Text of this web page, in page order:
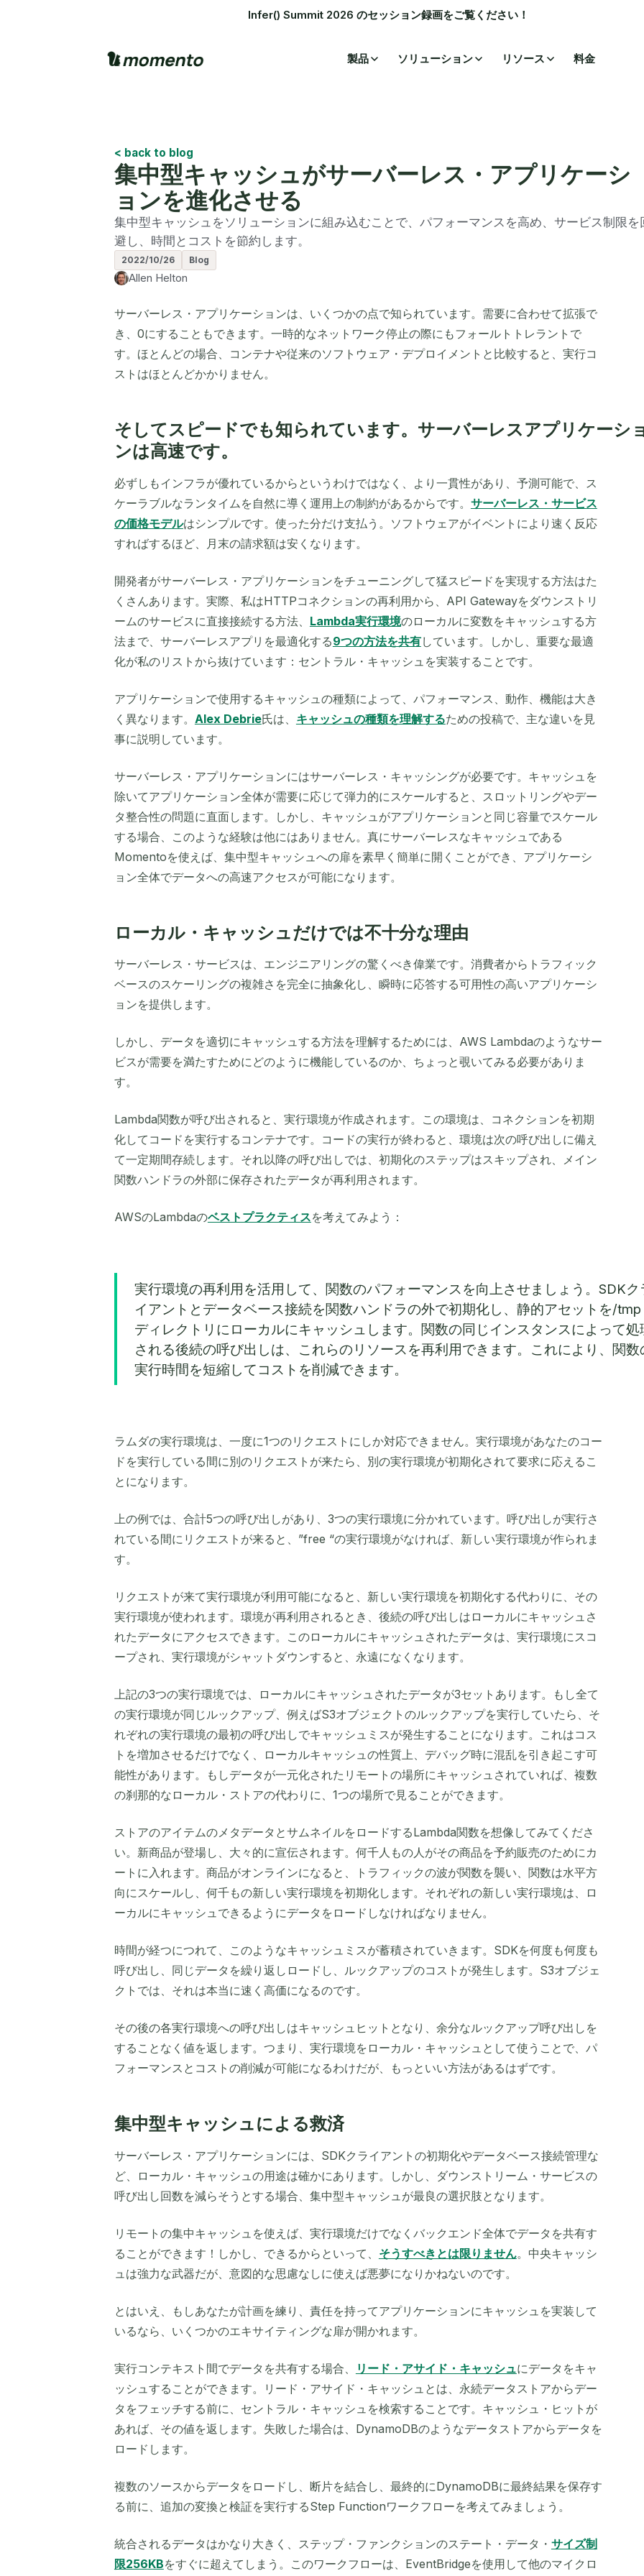
Infer() Summit 2026 のセッション録画をご覧ください！
製品 ソリューション リソース 料金
< back to blog
集中型キャッシュがサーバーレス・アプリケーシ
ョンを進化させる
集中型キャッシュをソリューションに組み込むことで、パフォーマンスを高め、サービス制限を
避し、時間とコストを節約します。
2022/10/26 Blog
Allen Helton
サーバーレス・アプリケーションは、いくつかの点で知られています。需要に合わせて拡張で
き、0にすることもできます。一時的なネットワーク停止の際にもフォールトトレラントで
す。ほとんどの場合、コンテナや従来のソフトウェア・デプロイメントと比較すると、実行コ
ストはほとんどかかりません。
そしてスピードでも知られています。 サーバーレスアプリケーシ
ンは高速です。
必ずしもインフラが優れているからというわけではなく、より一貫性があり、予測可能で、ス
ケーラブルなランタイムを自然に導く運用上の制約があるからです。 サーバーレス・サービス
の価格モデルはシンプルです。使った分だけ支払う。ソフトウェアがイベントにより速く反応
すればするほど、月末の請求額は安くなります。
開発者がサーバーレス・アプリケーションをチューニングして猛スピードを実現する方法はた
くさんあります。実際、私はHTTPコネクションの再利用から、API Gatewayをダウンストリ
ームのサービスに直接接続する方法、 Lambda実行環境のローカルに変数をキャッシュする方
法まで、サーバーレスアプリを最適化する9つの方法を共有しています。しかし、重要な最適
化が私のリストから抜けています：セントラル・キャッシュを実装することです。
アプリケーションで使用するキャッシュの種類によって、パフォーマンス、動作、機能は大き
く異なります。 Alex Debrie氏は、 キャッシュの種類を理解するための投稿で、主な違いを見
事に説明しています。
サーバーレス・アプリケーションにはサーバーレス・キャッシングが必要です。キャッシュを
除いてアプリケーション全体が需要に応じて弾力的にスケールすると、スロットリングやデー
タ整合性の問題に直面します。しかし、キャッシュがアプリケーションと同じ容量でスケール
する場合、このような経験は他にはありません。真にサーバーレスなキャッシュである
Momentoを使えば、集中型キャッシュへの扉を素早く簡単に開くことができ、アプリケーシ
ョン全体でデータへの高速アクセスが可能になります。
ローカル・キャッシュだけでは不十分な理由
サーバーレス・サービスは、エンジニアリングの驚くべき偉業です。消費者からトラフィック
ベースのスケーリングの複雑さを完全に抽象化し、瞬時に応答する可用性の高いアプリケーシ
ョンを提供します。
しかし、データを適切にキャッシュする方法を理解するためには、AWS Lambdaのようなサー
ビスが需要を満たすためにどのように機能しているのか、ちょっと覗いてみる必要がありま
す。
Lambda関数が呼び出されると、実行環境が作成されます。この環境は、コネクションを初期
化してコードを実行するコンテナです。コードの実行が終わると、環境は次の呼び出しに備え
て一定期間存続します。それ以降の呼び出しでは、初期化のステップはスキップされ、メイン
関数ハンドラの外部に保存されたデータが再利用されます。
AWSのLambdaのベストプラクティスを考えてみよう：
実行環境の再利用を活用して、関数のパフォーマンスを向上させましょう。SDKク
イアントとデータベース接続を関数ハンドラの外で初期化し、静的アセットを/tmp
ディレクトリにローカルにキャッシュします。関数の同じインスタンスによって処
される後続の呼び出しは、これらのリソースを再利用できます。これにより、関数
実行時間を短縮してコストを削減できます。
ラムダの実行環境は、一度に1つのリクエストにしか対応できません。実行環境があなたのコー
ドを実行している間に別のリクエストが来たら、別の実行環境が初期化されて要求に応えるこ
とになります。
上の例では、合計5つの呼び出しがあり、3つの実行環境に分かれています。呼び出しが実行さ
れている間にリクエストが来ると、”free “の実行環境がなければ、新しい実行環境が作られま
す。
リクエストが来て実行環境が利用可能になると、新しい実行環境を初期化する代わりに、その
実行環境が使われます。環境が再利用されるとき、後続の呼び出しはローカルにキャッシュさ
れたデータにアクセスできます。このローカルにキャッシュされたデータは、実行環境にスコ
ープされ、実行環境がシャットダウンすると、永遠になくなります。
上記の3つの実行環境では、ローカルにキャッシュされたデータが3セットあります。もし全て
の実行環境が同じルックアップ、例えばS3オブジェクトのルックアップを実行していたら、そ
れぞれの実行環境の最初の呼び出しでキャッシュミスが発生することになります。これはコス
トを増加させるだけでなく、ローカルキャッシュの性質上、デバッグ時に混乱を引き起こす可
能性があります。もしデータが一元化されたリモートの場所にキャッシュされていれば、複数
の刹那的なローカル・ストアの代わりに、1つの場所で見ることができます。
ストアのアイテムのメタデータとサムネイルをロードするLambda関数を想像してみてくださ
い。新商品が登場し、大々的に宣伝されます。何千人もの人がその商品を予約販売のためにカ
ートに入れます。商品がオンラインになると、トラフィックの波が関数を襲い、関数は水平方
向にスケールし、何千もの新しい実行環境を初期化します。それぞれの新しい実行環境は、ロ
ーカルにキャッシュできるようにデータをロードしなければなりません。
時間が経つにつれて、このようなキャッシュミスが蓄積されていきます。SDKを何度も何度も
呼び出し、同じデータを繰り返しロードし、ルックアップのコストが発生します。S3オブジェ
クトでは、それは本当に速く高価になるのです。
その後の各実行環境への呼び出しはキャッシュヒットとなり、余分なルックアップ呼び出しを
することなく値を返します。つまり、実行環境をローカル・キャッシュとして使うことで、パ
フォーマンスとコストの削減が可能になるわけだが、もっといい方法があるはずです。
集中型キャッシュによる救済
サーバーレス・アプリケーションには、SDKクライアントの初期化やデータベース接続管理な
ど、ローカル・キャッシュの用途は確かにあります。しかし、ダウンストリーム・サービスの
呼び出し回数を減らそうとする場合、集中型キャッシュが最良の選択肢となります。
リモートの集中キャッシュを使えば、実行環境だけでなくバックエンド全体でデータを共有す
ることができます！しかし、できるからといって、 そうすべきとは限りません。中央キャッシ
ュは強力な武器だが、意図的な思慮なしに使えば悪夢になりかねないのです。
とはいえ、もしあなたが計画を練り、責任を持ってアプリケーションにキャッシュを実装して
いるなら、いくつかのエキサイティングな扉が開かれます。
実行コンテキスト間でデータを共有する場合、 リード・アサイド・キャッシュにデータをキャ
ッシュすることができます。リード・アサイド・キャッシュとは、永続データストアからデー
タをフェッチする前に、セントラル・キャッシュを検索することです。キャッシュ・ヒットが
あれば、その値を返します。失敗した場合は、DynamoDBのようなデータストアからデータを
ロードします。
複数のソースからデータをロードし、断片を結合し、最終的にDynamoDBに最終結果を保存す
る前に、追加の変換と検証を実行するStep Functionワークフローを考えてみましょう。
統合されるデータはかなり大きく、ステップ・ファンクションのステート・データ・ サイズ制
限256KBをすぐに超えてしまう。このワークフローは、EventBridgeを使用して他のマイクロ